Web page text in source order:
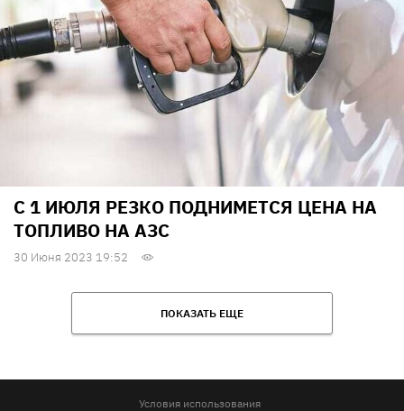
С 1 ИЮЛЯ РЕЗКО ПОДНИМЕТСЯ ЦЕНА НА
ТОПЛИВО НА АЗС
30 Июня 2023 19:52
ПОКАЗАТЬ ЕЩЕ
Условия использования